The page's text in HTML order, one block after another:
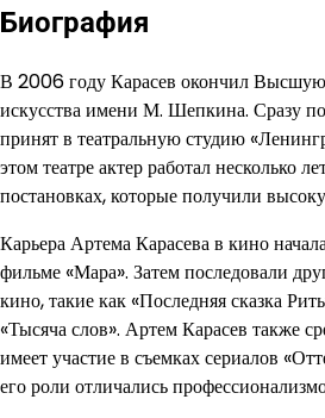
Биография
В 2006 году Карасев окончил Высшую
искусства имени М. Шепкина. Сразу
принят в театральную студию
этом театре актер работал несколько
постановках, которые получили
Карьера Артема Карасева в кино
фильме «Мара». Затем последовали
кино, такие как «Последняя сказка
«Тысяча слов». Артем Карасев также
имеет участие в съемках сериалов
его роли отличались